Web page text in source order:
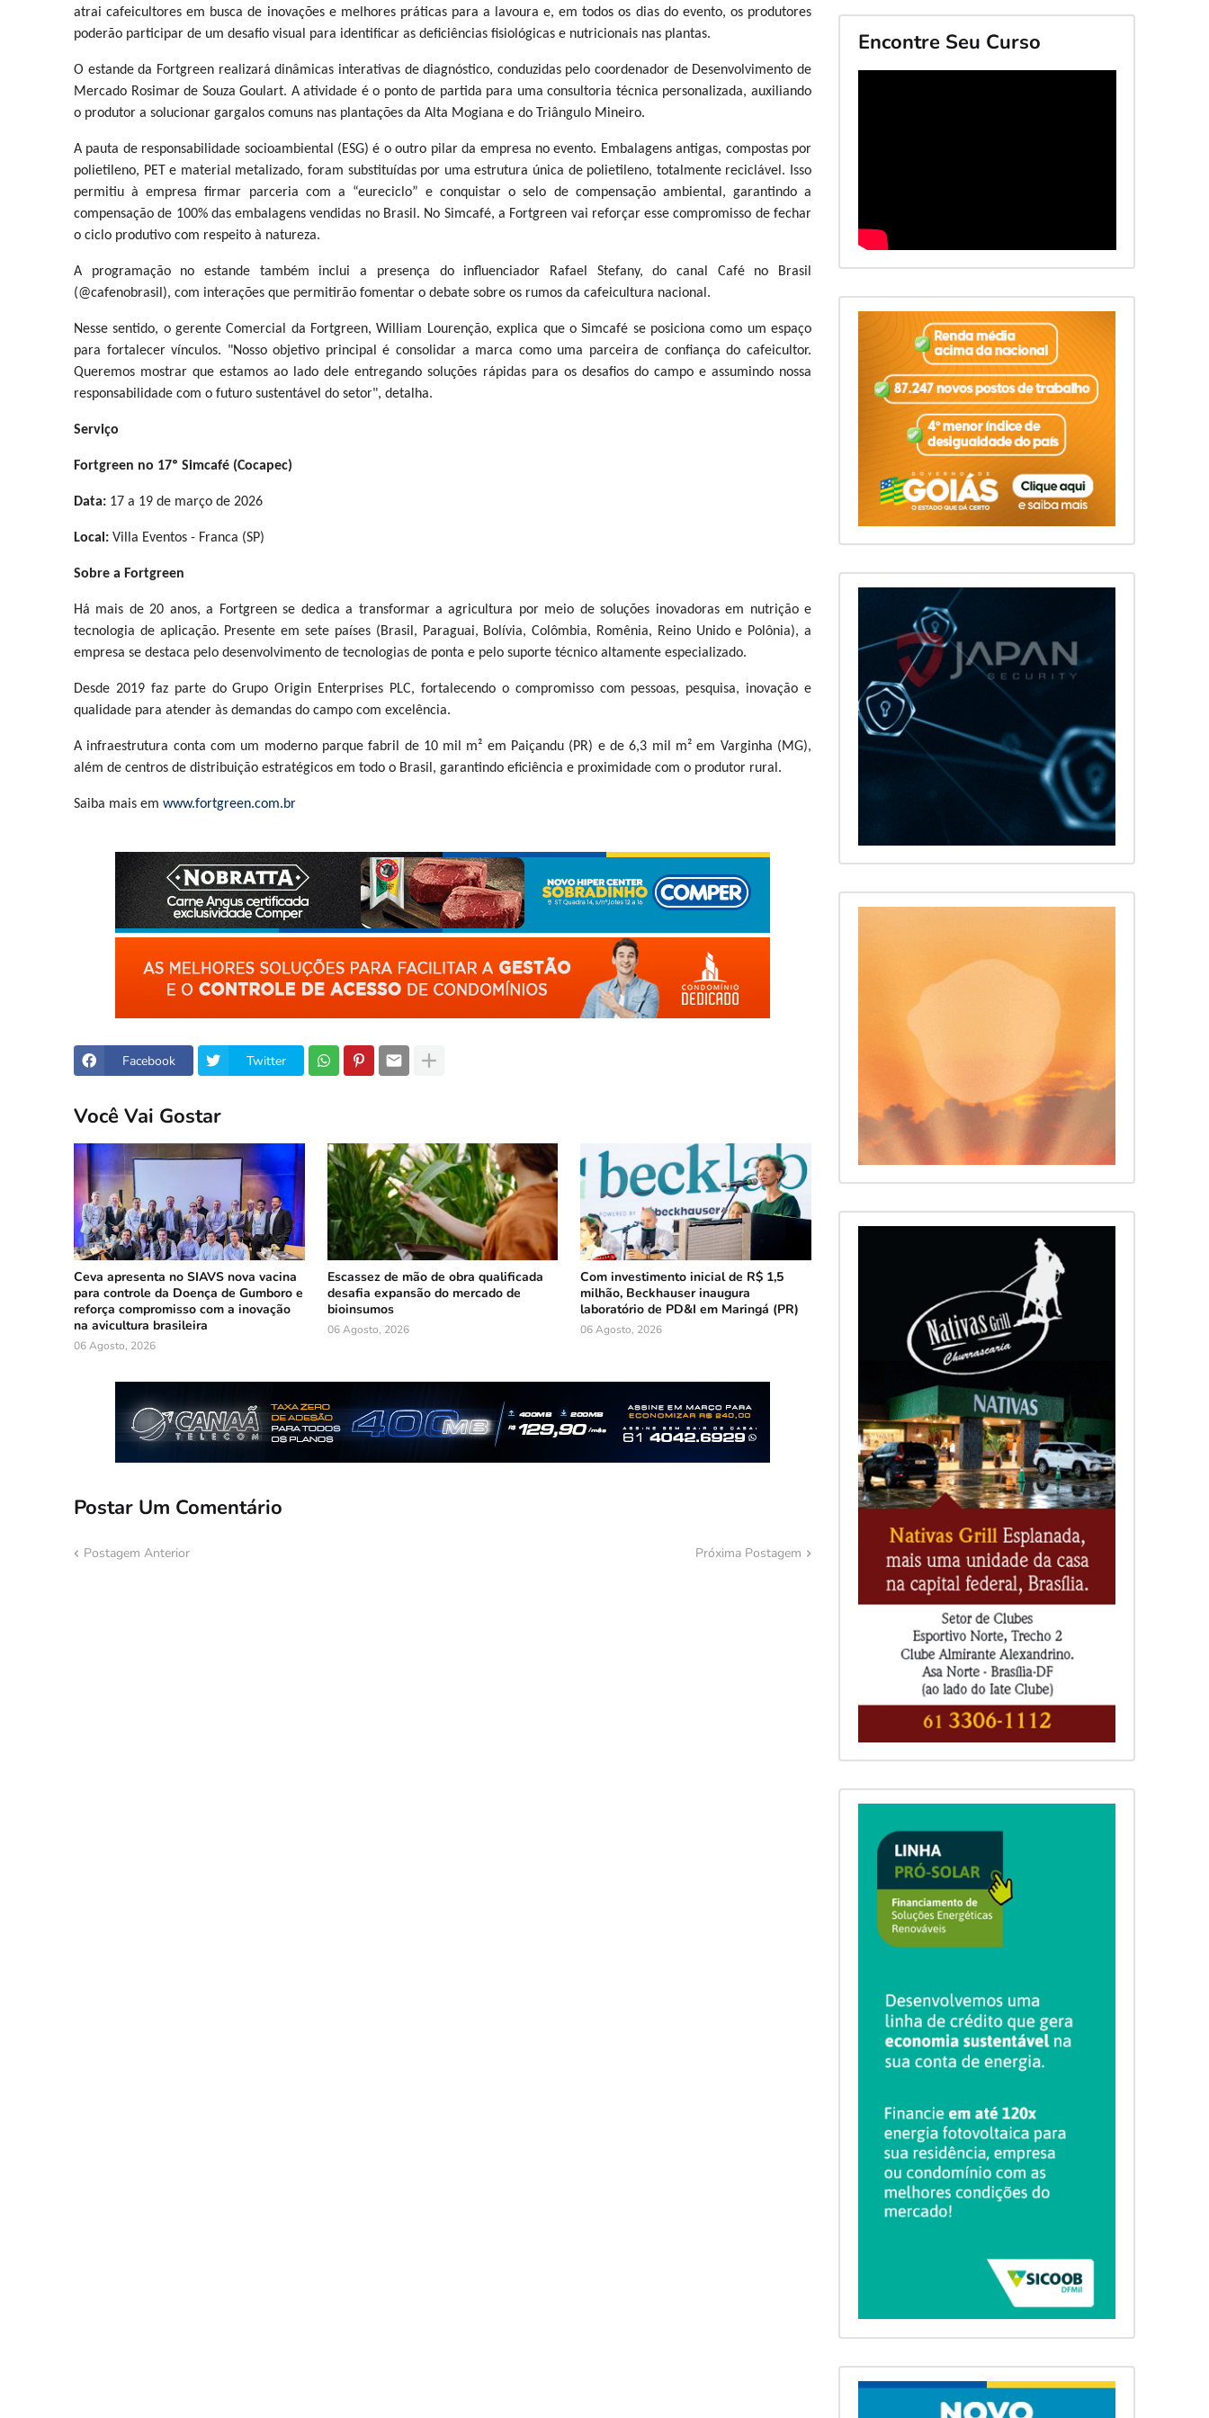
atrai cafeicultores em busca de inovações e melhores práticas para a lavoura e, em todos os dias do evento, os produtores
poderão participar de um desafio visual para identificar as deficiências fisiológicas e nutricionais nas plantas.
O estande da Fortgreen realizará dinâmicas interativas de diagnóstico, conduzidas pelo coordenador de Desenvolvimento de
Mercado Rosimar de Souza Goulart. A atividade é o ponto de partida para uma consultoria técnica personalizada, auxiliando
o produtor a solucionar gargalos comuns nas plantações da Alta Mogiana e do Triângulo Mineiro.
A pauta de responsabilidade socioambiental (ESG) é o outro pilar da empresa no evento. Embalagens antigas, compostas por
polietileno, PET e material metalizado, foram substituídas por uma estrutura única de polietileno, totalmente reciclável. Isso
permitiu à empresa firmar parceria com a “eureciclo” e conquistar o selo de compensação ambiental, garantindo a
compensação de 100% das embalagens vendidas no Brasil. No Simcafé, a Fortgreen vai reforçar esse compromisso de fechar
o ciclo produtivo com respeito à natureza.
A programação no estande também inclui a presença do influenciador Rafael Stefany, do canal Café no Brasil
(@cafenobrasil), com interações que permitirão fomentar o debate sobre os rumos da cafeicultura nacional.
Nesse sentido, o gerente Comercial da Fortgreen, William Lourenção, explica que o Simcafé se posiciona como um espaço
para fortalecer vínculos. "Nosso objetivo principal é consolidar a marca como uma parceira de confiança do cafeicultor.
Queremos mostrar que estamos ao lado dele entregando soluções rápidas para os desafios do campo e assumindo nossa
responsabilidade com o futuro sustentável do setor", detalha.
Serviço
Fortgreen no 17º Simcafé (Cocapec)
Data: 17 a 19 de março de 2026
Local: Villa Eventos - Franca (SP)
Sobre a Fortgreen
Há mais de 20 anos, a Fortgreen se dedica a transformar a agricultura por meio de soluções inovadoras em nutrição e
tecnologia de aplicação. Presente em sete países (Brasil, Paraguai, Bolívia, Colômbia, Romênia, Reino Unido e Polônia), a
empresa se destaca pelo desenvolvimento de tecnologias de ponta e pelo suporte técnico altamente especializado.
Desde 2019 faz parte do Grupo Origin Enterprises PLC, fortalecendo o compromisso com pessoas, pesquisa, inovação e
qualidade para atender às demandas do campo com excelência.
A infraestrutura conta com um moderno parque fabril de 10 mil m² em Paiçandu (PR) e de 6,3 mil m² em Varginha (MG),
além de centros de distribuição estratégicos em todo o Brasil, garantindo eficiência e proximidade com o produtor rural.
Saiba mais em www.fortgreen.com.br
Facebook Twitter
Você Vai Gostar
Ceva apresenta no SIAVS nova vacina
para controle da Doença de Gumboro e
reforça compromisso com a inovação
na avicultura brasileira
06 Agosto, 2026
Escassez de mão de obra qualificada
desafia expansão do mercado de
bioinsumos
06 Agosto, 2026
Com investimento inicial de R$ 1,5
milhão, Beckhauser inaugura
laboratório de PD&I em Maringá (PR)
06 Agosto, 2026
Postar Um Comentário
Postagem Anterior Próxima Postagem
Encontre Seu Curso